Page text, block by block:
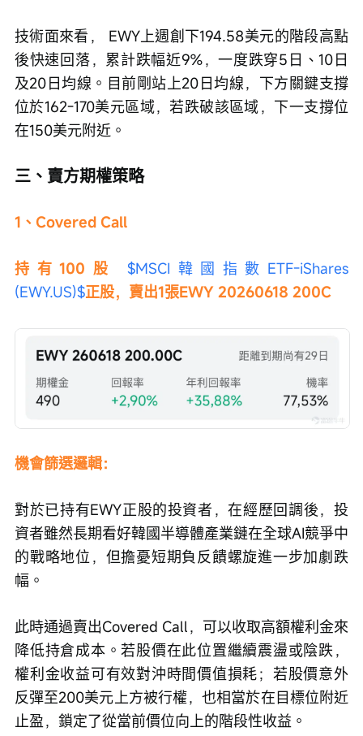
技術面來看， EWY上週創下194.58美元的階段高點
後快速回落，累計跌幅近9%，一度跌穿5日、10日
及20日均線。目前剛站上20日均線，下方關鍵支撐
位於162-170美元區域，若跌破該區域，下一支撐位
在150美元附近。
三、賣方期權策略
1、Covered Call
持有100股 $MSCI韓國指數ETF-iShares
(EWY.US)$正股，賣出1張EWY 20260618 200C
機會篩選邏輯：
對於已持有EWY正股的投資者，在經歷回調後，投
資者雖然長期看好韓國半導體產業鏈在全球AI競爭中
的戰略地位，但擔憂短期負反饋螺旋進一步加劇跌
幅。
此時通過賣出Covered Call，可以收取高額權利金來
降低持倉成本。若股價在此位置繼續震盪或陰跌，
權利金收益可有效對沖時間價值損耗；若股價意外
反彈至200美元上方被行權，也相當於在目標位附近
止盈，鎖定了從當前價位向上的階段性收益。